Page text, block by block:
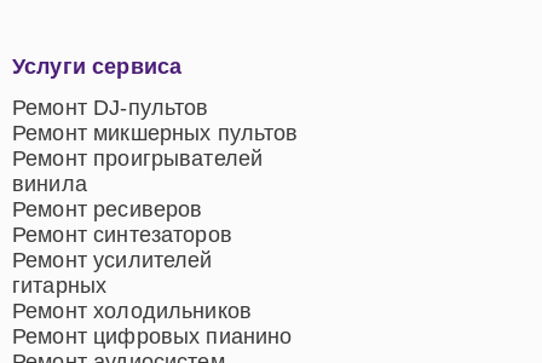
Услуги сервиса
Ремонт DJ-пультов
Ремонт микшерных пультов
Ремонт проигрывателей
винила
Ремонт ресиверов
Ремонт синтезаторов
Ремонт усилителей
гитарных
Ремонт холодильников
Ремонт цифровых пианино